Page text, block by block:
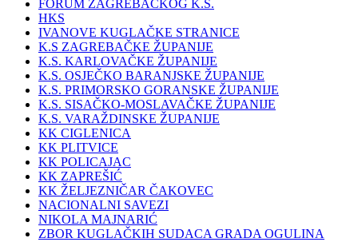
FORUM ZAGREBAČKOG K.S.
HKS
IVANOVE KUGLAČKE STRANICE
K.S ZAGREBAČKE ŽUPANIJE
K.S. KARLOVAČKE ŽUPANIJE
K.S. OSJEČKO BARANJSKE ŽUPANIJE
K.S. PRIMORSKO GORANSKE ŽUPANIJE
K.S. SISAČKO-MOSLAVAČKE ŽUPANIJE
K.S. VARAŽDINSKE ŽUPANIJE
KK CIGLENICA
KK PLITVICE
KK POLICAJAC
KK ZAPREŠIĆ
KK ŽELJEZNIČAR ČAKOVEC
NACIONALNI SAVEZI
NIKOLA MAJNARIĆ
ZBOR KUGLAČKIH SUDACA GRADA OGULINA